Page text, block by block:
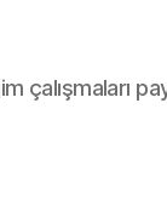
çalışmaları